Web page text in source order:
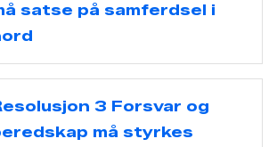
satse på samferdsel i
3 Forsvar og
må styrkes